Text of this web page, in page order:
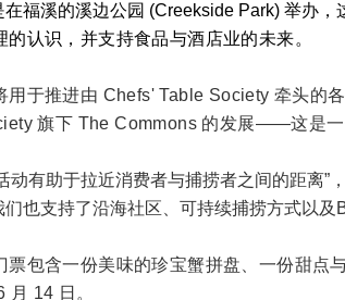
福溪的溪边公园 (Creekside Park) 举办，
认识，并支持食品与酒店业的未来。
用于推进由 Chefs' Table Society 牵头的
旗下 The Commons 的发展——这是一
动有助于拉近消费者与捕捞者之间的距离
也支持了沿海社区、可持续捕捞方式以及
票包含一份美味的珍宝蟹拼盘、一份甜
月 14 日。